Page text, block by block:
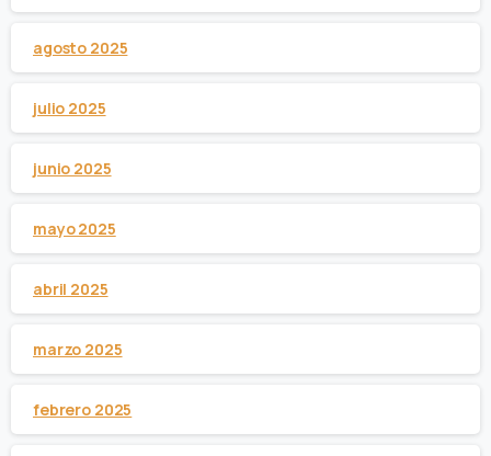
agosto 2025
julio 2025
junio 2025
mayo 2025
abril 2025
marzo 2025
febrero 2025